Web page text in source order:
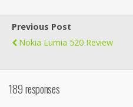
Previous Post
Nokia Lumia 520 Review
189 responses